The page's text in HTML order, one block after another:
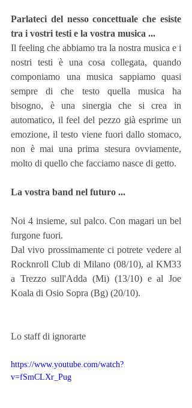
Parlateci del nesso concettuale che esiste
tra i vostri testi e la vostra musica ...
Il feeling che abbiamo tra la nostra musica e i
nostri testi è una cosa collegata, quando
componiamo una musica sappiamo quasi
sempre di che testo quella musica ha
bisogno, è una sinergia che si crea in
automatico, il feel del pezzo già esprime un
emozione, il testo viene fuori dallo stomaco,
non è mai una prima stesura ovviamente,
molto di quello che facciamo nasce di getto.
La vostra band nel futuro ...
Noi 4 insieme, sul palco. Con magari un bel
furgone fuori.
Dal vivo prossimamente ci potrete vedere al
Rocknroll Club di Milano (08/10), al KM33
a Trezzo sull'Adda (Mi) (13/10) e al Joe
Koala di Osio Sopra (Bg) (20/10).
Lo staff di ignorarte
https://www.youtube.com/watch?
v=fSmCLXr_Pug